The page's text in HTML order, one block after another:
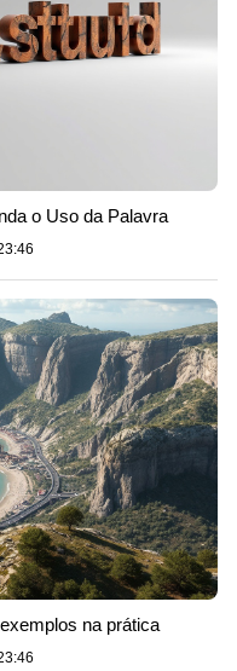
o Uso da Palavra
na prática